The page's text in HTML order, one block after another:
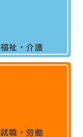
福祉・介護
就職・労働